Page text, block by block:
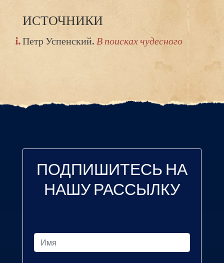
ИСТОЧНИКИ
Петр Успенский. В поисках чудесного
ПОДПИШИТЕСЬ НА
НАШУ РАССЫЛКУ